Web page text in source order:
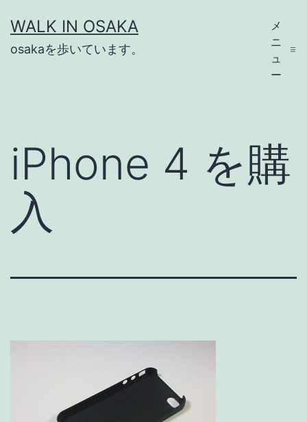
ン
テ
WALK IN OSAKA
osakaを歩いています。
メ
ニ
ュ
ー
iPhone 4 を購
入